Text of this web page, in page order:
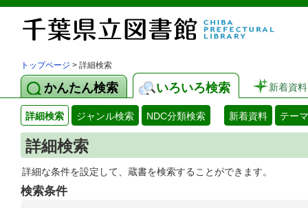
トップページ > 詳細検索
かんたん検索 いろいろ検索 新着資料
詳細検索 ジャンル検索 NDC分類検索 新着資料 テー
詳細検索
詳細な条件を設定して、蔵書を検索することができます。
検索条件